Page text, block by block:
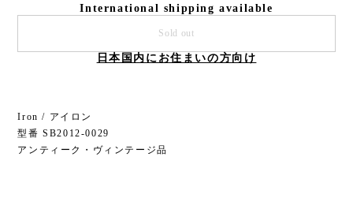
International shipping available
Sold out
日本国内にお住まいの方向け
Iron / アイロン
型番 SB2012-0029
アンティーク・ヴィンテージ品